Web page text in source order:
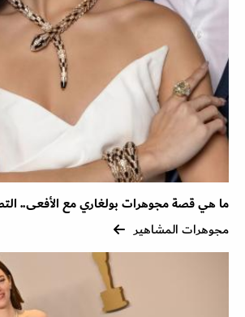
ما هي قصة مجوهرات بولغاري مع الأفعى..
مجوهرات المشاهير